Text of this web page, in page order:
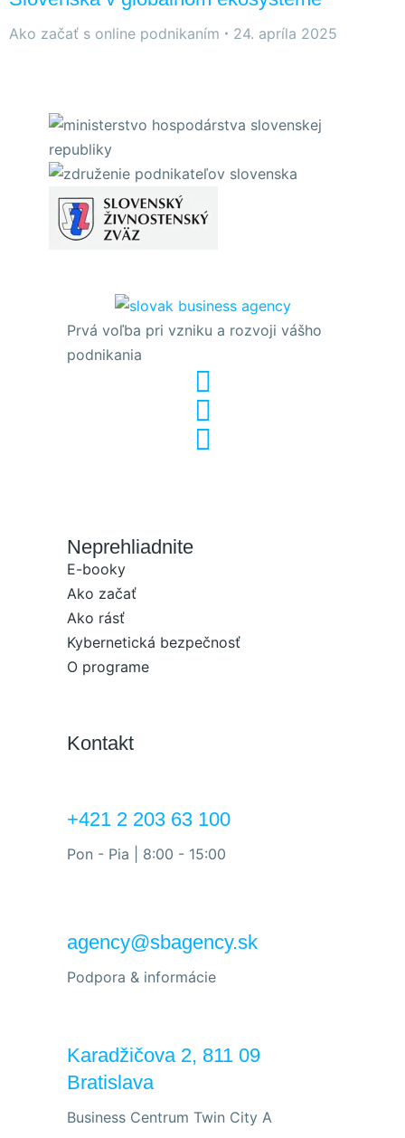
Ako začať s online podnikaním 24. apríla 2025
Prvá voľba pri vzniku a rozvoji vášho
podnikania
Neprehliadnite
E-booky
Ako začať
Ako rásť
Kybernetická bezpečnosť
O programe
Kontakt
+421 2 203 63 100
Pon - Pia | 8:00 - 15:00
agency@sbagency.sk
Podpora & informácie
Karadžičova 2, 811 09
Bratislava
Business Centrum Twin City A